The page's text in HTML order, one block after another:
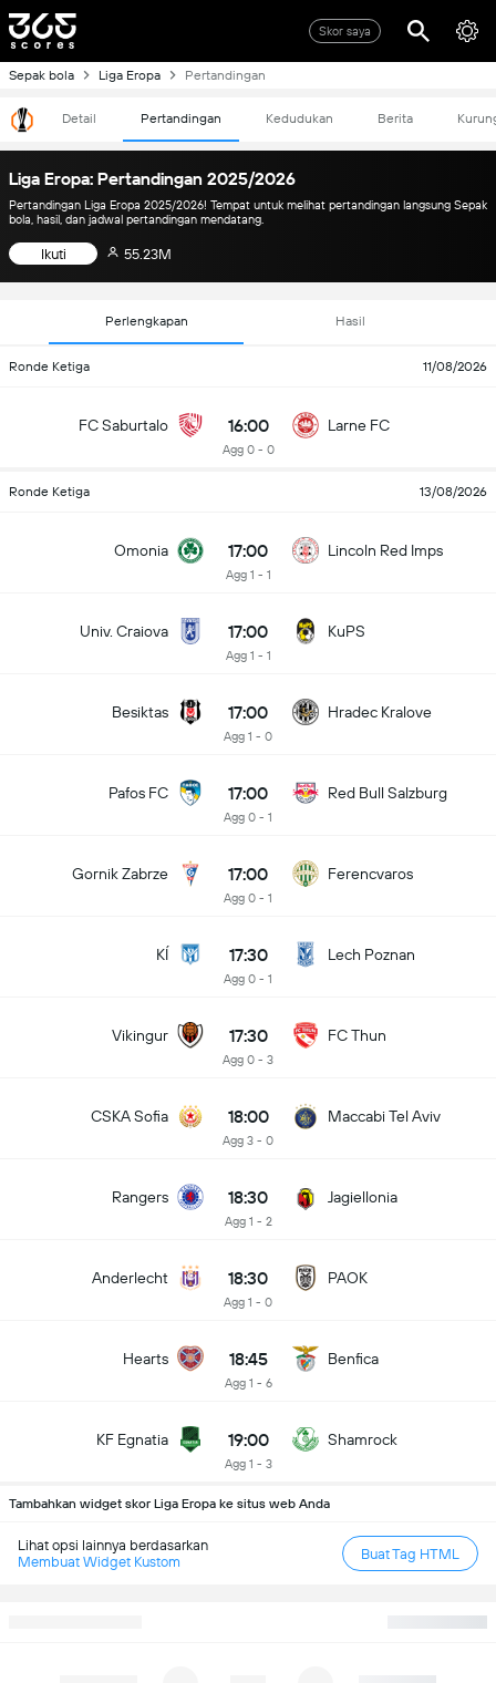
Skor saya
Sepak bola Liga Eropa Pertandingan
Detail Pertandingan Kedudukan Berita
Liga Eropa: Pertandingan 2025/2026
Pertandingan Liga Eropa 2025/2026! Tempat untuk melihat pertandingan langsung Sepak
bola, hasil, dan jadwal pertandingan mendatang.
Ikuti 55.23M
Perlengkapan Hasil
Ronde Ketiga 11/08/2026
FC Saburtalo 16:00
Agg 0 - 0
Larne FC
Ronde Ketiga 13/08/2026
Omonia 17:00
Agg 1 - 1
Lincoln Red Imps
Univ. Craiova 17:00
Agg 1 - 1
KuPS
Besiktas 17:00
Agg 1 - 0
Hradec Kralove
Pafos FC 17:00
Agg 0 - 1
Red Bull Salzburg
Gornik Zabrze 17:00
Agg 0 - 1
Ferencvaros
KÍ 17:30
Agg 0 - 1
Lech Poznan
Vikingur 17:30
Agg 0 - 3
FC Thun
CSKA Sofia 18:00
Agg 3 - 0
Maccabi Tel Aviv
Rangers 18:30
Agg 1 - 2
Jagiellonia
Anderlecht 18:30
Agg 1 - 0
PAOK
Hearts 18:45
Agg 1 - 6
Benfica
KF Egnatia 19:00
Agg 1 - 3
Shamrock
Tambahkan widget skor Liga Eropa ke situs web Anda
Lihat opsi lainnya berdasarkan
Membuat Widget Kustom
Buat Tag HTML